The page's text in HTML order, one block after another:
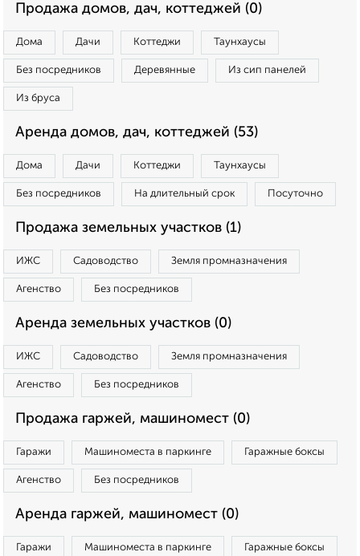
Продажа домов, дач, коттеджей (0)
Дома Дачи Коттеджи Таунхаусы
Без посредников Деревянные Из сип панелей
Из бруса
Аренда домов, дач, коттеджей (53)
Дома Дачи Коттеджи Таунхаусы
Без посредников На длительный срок Посуточно
Продажа земельных участков (1)
ИЖС Садоводство Земля промназначения
Агенство Без посредников
Аренда земельных участков (0)
ИЖС Садоводство Земля промназначения
Агенство Без посредников
Продажа гаржей, машиномест (0)
Гаражи Машиноместа в паркинге Гаражные боксы
Агенство Без посредников
Аренда гаржей, машиномест (0)
Гаражи Машиноместа в паркинге Гаражные боксы